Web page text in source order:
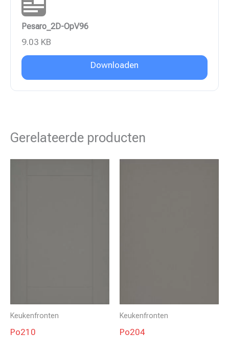
Pesaro_2D-OpV96
9.03 KB
Downloaden
Gerelateerde producten
Keukenfronten
Po210
Keukenfronten
Po204